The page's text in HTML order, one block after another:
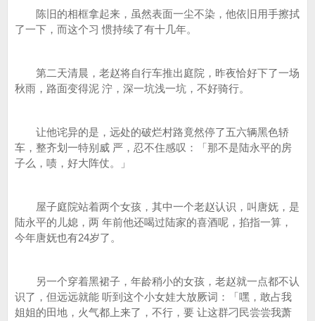
陈旧的相框拿起来，虽然表面一尘不染，他依旧用手擦拭
了一下，而这个习 惯持续了有十几年。
第二天清晨，老赵将自行车推出庭院，昨夜恰好下了一场
秋雨，路面变得泥 泞，深一坑浅一坑，不好骑行。
让他诧异的是，远处的破烂村路竟然停了五六辆黑色轿
车，整齐划一特别威 严，忍不住感叹：「那不是陆永平的房
子么，啧，好大阵仗。」
屋子庭院站着两个女孩，其中一个老赵认识，叫唐妩，是
陆永平的儿媳，两 年前他还喝过陆家的喜酒呢，掐指一算，
今年唐妩也有24岁了。
另一个穿着黑裙子，年龄稍小的女孩，老赵就一点都不认
识了，但远远就能 听到这个小女娃大放厥词：「嘿，敢占我
姐姐的田地，火气都上来了，不行，要 让这群刁民尝尝我萧